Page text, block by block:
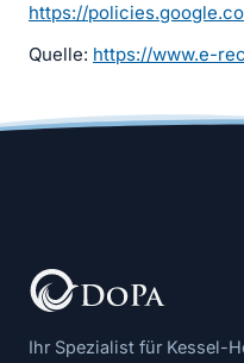
https://
Quelle: https://www.e-
Ihr Spezialist für Kessel-